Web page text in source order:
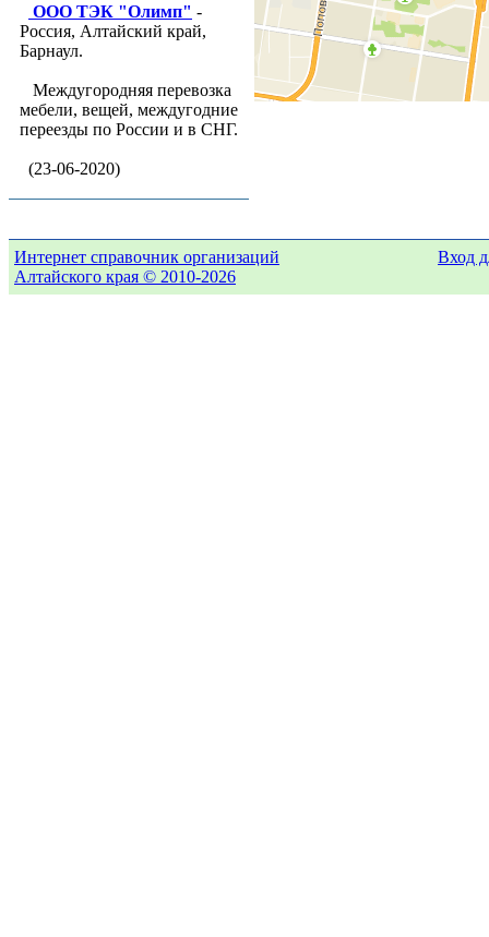
ООО ТЭК "Олимп" -
Россия, Алтайский край,
Барнаул.
Междугородняя перевозка
мебели, вещей, междугодние
переезды по России и в СНГ.
(23-06-2020)
Интернет справочник организаций
Алтайского края © 2010-2026
Вход